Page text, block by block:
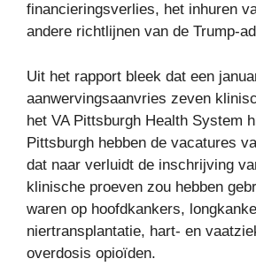
financieringsverlies, het inhuren
andere richtlijnen van de Trump-
Uit het rapport bleek dat een
aanwervingsaanvries zeven
het VA Pittsburgh Health System
Pittsburgh hebben de vacatures
dat naar verluidt de inschrijving
klinische proeven zou hebben
waren op hoofdkankers,
niertransplantatie, hart- en
overdosis opioïden.